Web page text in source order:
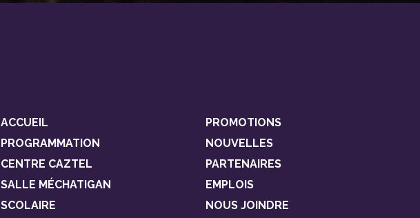
ACCUEIL
PROGRAMMATION
CENTRE CAZTEL
SALLE MÉCHATIGAN
SCOLAIRE
PROMOTIONS
NOUVELLES
PARTENAIRES
EMPLOIS
NOUS JOINDRE